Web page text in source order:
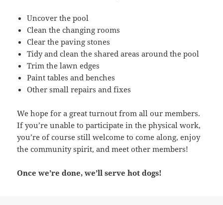
Uncover the pool
Clean the changing rooms
Clear the paving stones
Tidy and clean the shared areas around the pool
Trim the lawn edges
Paint tables and benches
Other small repairs and fixes
We hope for a great turnout from all our members.
If you’re unable to participate in the physical work,
you’re of course still welcome to come along, enjoy
the community spirit, and meet other members!
Once we’re done, we’ll serve hot dogs!